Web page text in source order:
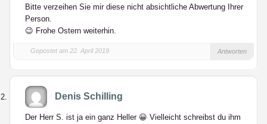
Bitte verzeihen Sie mir diese nicht absichtliche Abwertung Ihrer
Person.
😉 Frohe Ostern weiterhin.
Gepostet am 22. April 2019 Antworten
Denis Schilling
Der Herr S. ist ja ein ganz Heller 😀 Vielleicht schreibst du ihm